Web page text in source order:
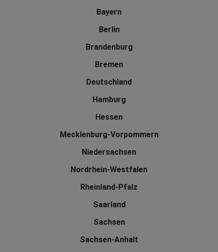
Bayern
Berlin
Brandenburg
Bremen
Deutschland
Hamburg
Hessen
Mecklenburg-Vorpommern
Niedersachsen
Nordrhein-Westfalen
Rheinland-Pfalz
Saarland
Sachsen
Sachsen-Anhalt